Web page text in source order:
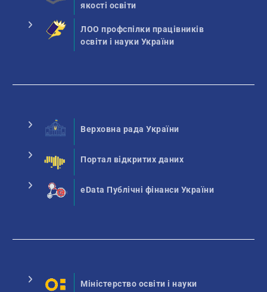
якості освіти
ЛОО профспілки працівників
освіти і науки України
Верховна рада України
Портал відкритих даних
eData Публічні фінанси України
Міністерство освіти і науки